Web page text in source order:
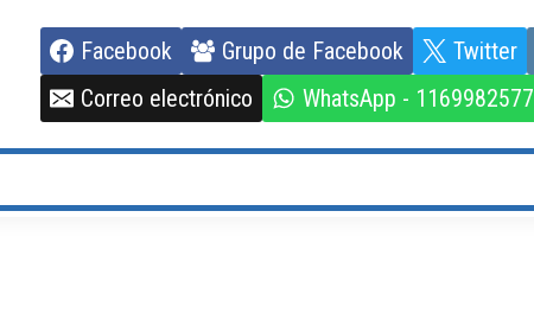
Facebook Grupo de Facebook Twitter
Correo electrónico
WhatsApp - 1169982577